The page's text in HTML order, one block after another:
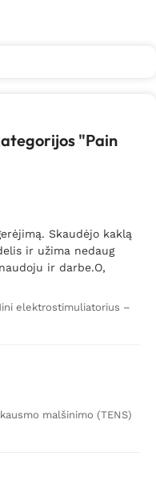
"Pain
Skaudėjo kaklą
ir užima nedaug
ir darbe.O,
elektrostimuliatorius –
malšinimo (TENS)